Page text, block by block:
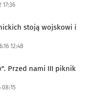
17:36
stoją wojskowi i
12:48
Przed nami III piknik
08:15